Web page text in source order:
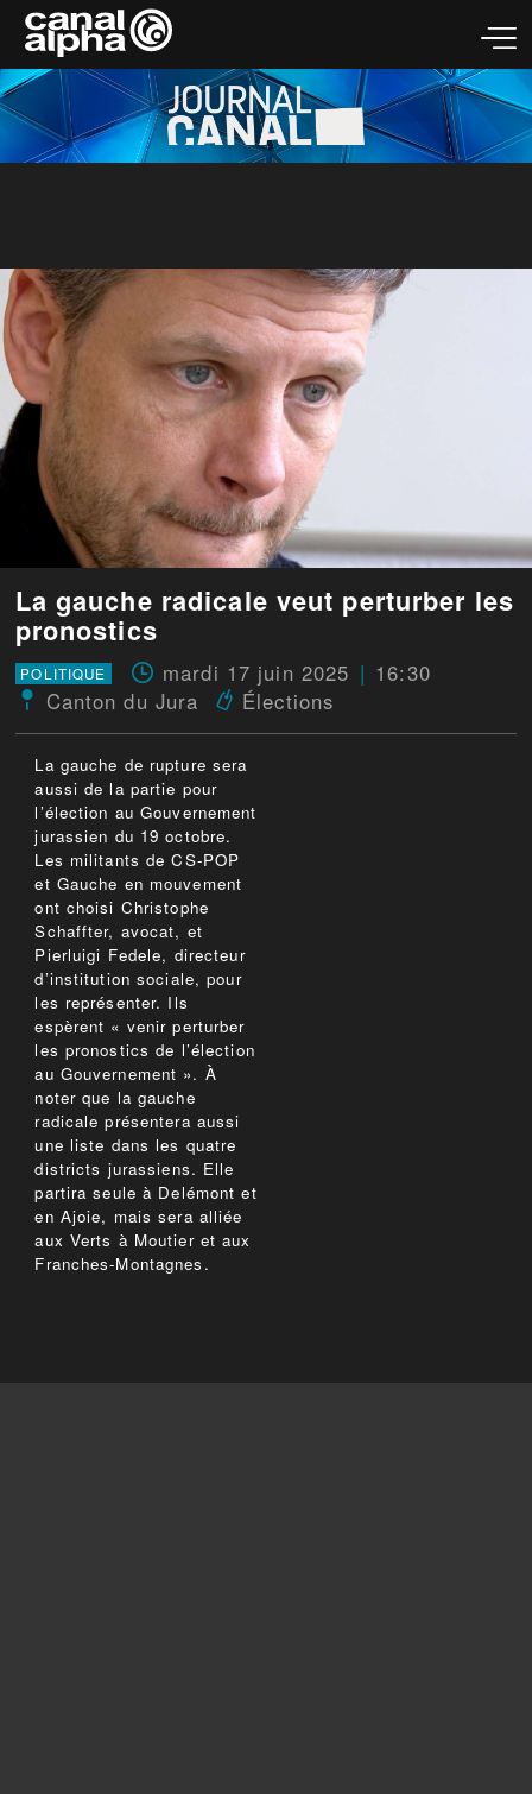
La gauche radicale veut perturber les
pronostics
POLITIQUE mardi 17 juin 2025
16:30
Canton du Jura
Élections
La gauche de rupture sera
aussi de la partie pour
l’élection au Gouvernement
jurassien du 19 octobre.
Les militants de CS-POP
et Gauche en mouvement
ont choisi Christophe
Schaffter, avocat, et
Pierluigi Fedele, directeur
d’institution sociale, pour
les représenter. Ils
espèrent « venir perturber
les pronostics de l’élection
au Gouvernement ». À
noter que la gauche
radicale présentera aussi
une liste dans les quatre
districts jurassiens. Elle
partira seule à Delémont et
en Ajoie, mais sera alliée
aux Verts à Moutier et aux
Franches-Montagnes.